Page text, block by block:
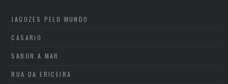
JAGOZES PELO MUNDO
CASARIO
SABOR A MAR
RUA DA ERICEIRA